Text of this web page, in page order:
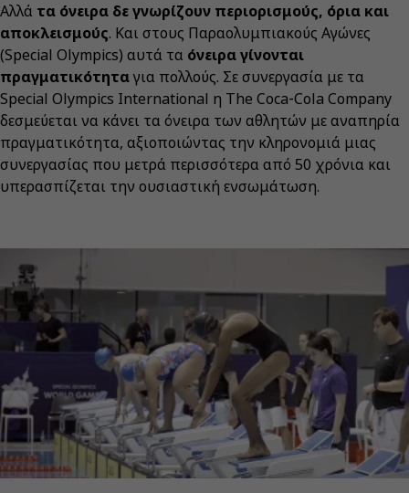
Αλλά τα όνειρα δε γνωρίζουν περιορισμούς, όρια και
αποκλεισμούς. Και στους Παραολυμπιακούς Αγώνες
(Special Olympics) αυτά τα όνειρα γίνονται
πραγματικότηταγια πολλούς. Σε συνεργασία με τα
Special Olympics International η The Coca‑Cola Company
δεσμεύεται να κάνει τα όνειρα των αθλητών με αναπηρία
πραγματικότητα, αξιοποιώντας την κληρονομιά μιας
συνεργασίας που μετρά περισσότερα από 50 χρόνια και
υπερασπίζεται την ουσιαστική ενσωμάτωση.